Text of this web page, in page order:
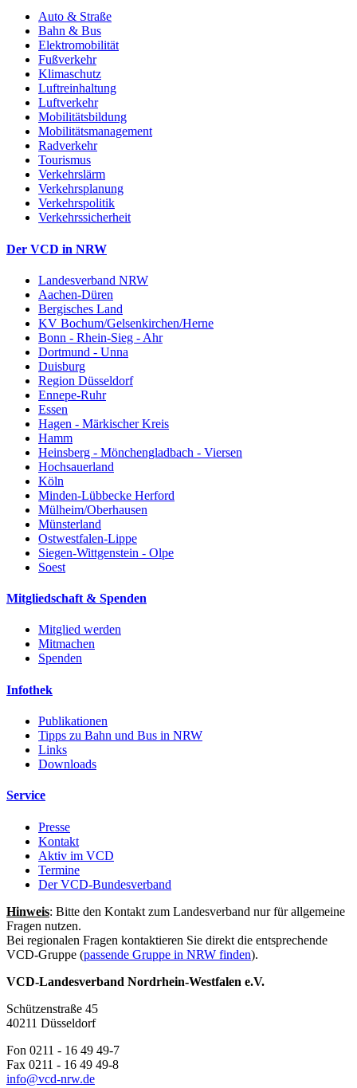
Auto & Straße
Bahn & Bus
Elektromobilität
Fußverkehr
Klimaschutz
Luftreinhaltung
Luftverkehr
Mobilitätsbildung
Mobilitätsmanagement
Radverkehr
Tourismus
Verkehrslärm
Verkehrsplanung
Verkehrspolitik
Verkehrssicherheit
Der VCD in NRW
Landesverband NRW
Aachen-Düren
Bergisches Land
KV Bochum/Gelsenkirchen/Herne
Bonn - Rhein-Sieg - Ahr
Dortmund - Unna
Duisburg
Region Düsseldorf
Ennepe-Ruhr
Essen
Hagen - Märkischer Kreis
Hamm
Heinsberg - Mönchengladbach - Viersen
Hochsauerland
Köln
Minden-Lübbecke Herford
Mülheim/Oberhausen
Münsterland
Ostwestfalen-Lippe
Siegen-Wittgenstein - Olpe
Soest
Mitgliedschaft & Spenden
Mitglied werden
Mitmachen
Spenden
Infothek
Publikationen
Tipps zu Bahn und Bus in NRW
Links
Downloads
Service
Presse
Kontakt
Aktiv im VCD
Termine
Der VCD-Bundesverband
Hinweis: Bitte den Kontakt zum Landesverband nur für allgemeine
Fragen nutzen.
Bei regionalen Fragen kontaktieren Sie direkt die entsprechende
VCD-Gruppe (passende Gruppe in NRW finden).
VCD-Landesverband Nordrhein-Westfalen e.V.
Schützenstraße 45
40211 Düsseldorf
Fon 0211 - 16 49 49-7
Fax 0211 - 16 49 49-8
info@vcd-nrw.de